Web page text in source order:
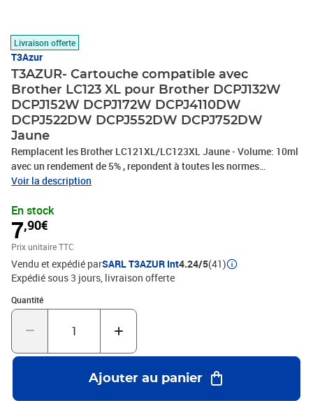
Livraison offerte
T3Azur
T3AZUR- Cartouche compatible avec
Brother LC123 XL pour Brother DCPJ132W
DCPJ152W DCPJ172W DCPJ4110DW
DCPJ522DW DCPJ552DW DCPJ752DW
Jaune
Remplacent les Brother LC121XL/LC123XL Jaune - Volume: 10ml
avec un rendement de 5% , repondent à toutes les normes
européennes ISO 9001/14001, STMC, CE, ROHS . Encre de haute
Français – Garantie 100 % compatibles – Marque T3AZUR
Voir la description
En stock
7,90€
Prix unitaire TTC
Vendu et expédié parSARL T3AZUR Int4.24/5(41)
Expédié sous 3 jours livraison offerte
Quantité
Quantité : 1
Ajouter au panier